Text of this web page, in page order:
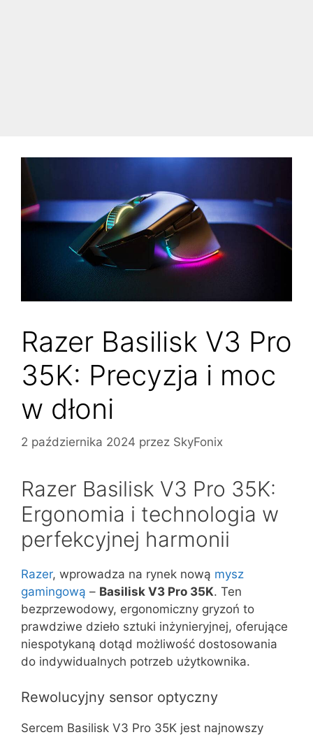
Razer Basilisk V3 Pro
35K: Precyzja i moc
w dłoni
2 października 2024 przez SkyFonix
Razer Basilisk V3 Pro 35K:
Ergonomia i technologia w
perfekcyjnej harmonii
Razer, wprowadza na rynek nową mysz
gamingową – Basilisk V3 Pro 35K. Ten
bezprzewodowy, ergonomiczny gryzoń to
prawdziwe dzieło sztuki inżynieryjnej, oferujące
niespotykaną dotąd możliwość dostosowania
do indywidualnych potrzeb użytkownika.
Rewolucyjny sensor optyczny
Sercem Basilisk V3 Pro 35K jest najnowszy